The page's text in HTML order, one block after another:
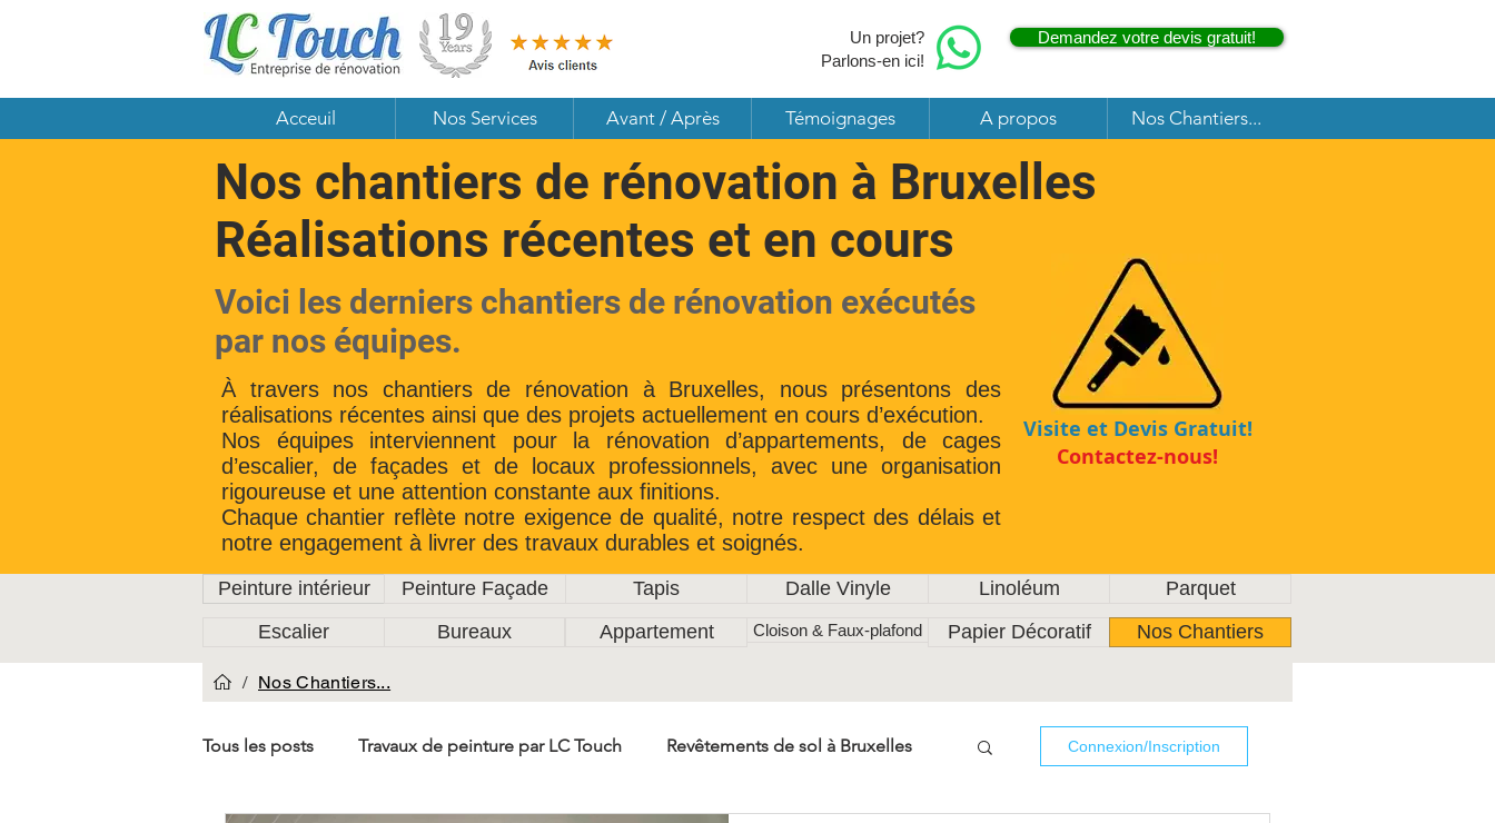
Un projet?
Parlons-en ici!
Demandez votre devis gratuit!
Acceuil Nos Services Avant / Après Témoignages A propos Nos Chantiers...
Nos chantiers de rénovation à Bruxelles
Réalisations récentes et en cours
Voici les derniers chantiers de rénovation exécutés
par nos équipes.
À travers nos chantiers de rénovation à Bruxelles, nous présentons des
réalisations récentes ainsi que des projets actuellement en cours d’exécution.
Nos équipes interviennent pour la rénovation d’appartements, de cages
d’escalier, de façades et de locaux professionnels, avec une organisation
rigoureuse et une attention constante aux finitions.
Chaque chantier reflète notre exigence de qualité, notre respect des délais et
notre engagement à livrer des travaux durables et soignés.
Visite et Devis Gratuit!
Contactez-nous!
Bureaux
Peinture intérieur Peinture Façade Tapis Dalle Vinyle Linoléum
Parquet
Escalier
Appartement Cloison & Faux-plafond Papier Décoratif Nos Chantiers
/ Nos Chantiers...
Tous les posts Travaux de peinture par LC Touch Revêtements de sol à Bruxelles Connexion/Inscription